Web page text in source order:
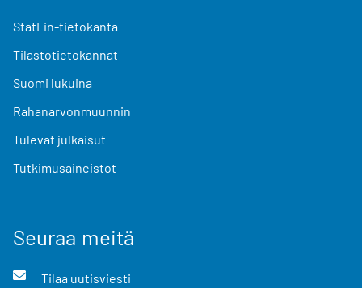
StatFin-tietokanta
Tilastotietokannat
Suomi lukuina
Rahanarvonmuunnin
Tulevat julkaisut
Tutkimusaineistot
Seuraa meitä
Tilaa uutisviesti